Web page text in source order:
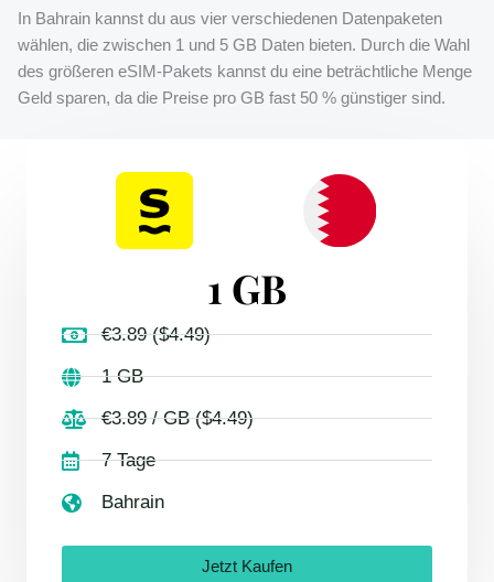
In Bahrain kannst du aus vier verschiedenen Datenpaketen
wählen, die zwischen 1 und 5 GB Daten bieten. Durch die Wahl
des größeren eSIM-Pakets kannst du eine beträchtliche Menge
Geld sparen, da die Preise pro GB fast 50 % günstiger sind.
1 GB
€3.89 ($4.49)
1 GB
€3.89 / GB ($4.49)
7 Tage
Bahrain
Jetzt Kaufen